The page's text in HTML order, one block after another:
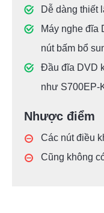
Dễ dàng thiết
Máy nghe đĩa
nút bấm bổ
Đầu đĩa DVD
như S700EP-
Nhược điểm
Các nút điều
Cũng không